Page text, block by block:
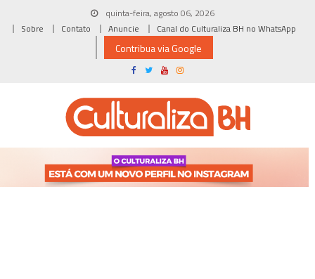
quinta-feira, agosto 06, 2026
Sobre
Contato Anuncie Canal do Culturaliza BH no WhatsApp
Contribua via Google